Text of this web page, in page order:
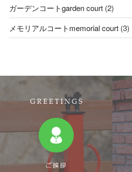
ガーデンコートgarden court(2)
メモリアルコートmemorial court(3)